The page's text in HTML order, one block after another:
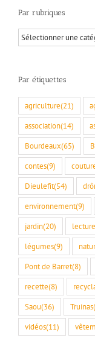
Par rubriques
Par
rubriques
Par étiquettes
agriculture(21)
association(14)
Bourdeaux(65)
contes(9)
Dieulefit(54)
environnement(9)
jardin(20) lecture
légumes(9)
Pont de Barret(8)
recette(8)
Saou(36) Truinas
vidéos(11)